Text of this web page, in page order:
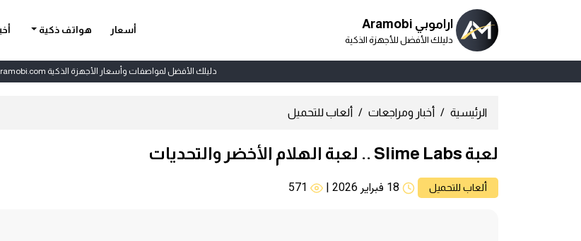
اراموبي Aramobi
دليلك الأفضل للأجهزة الذكية
أسعار هواتف ذكية
دليلك الأفضل لمواصفات وأسعار الأجهزة الذكية aramobi.com
الرئيسية أخبار ومراجعات ألعاب للتحميل
لعبة Slime Labs .. لعبة الهلام الأخضر والتحديات
ألعاب للتحميل 18 فبراير 2026 |
571